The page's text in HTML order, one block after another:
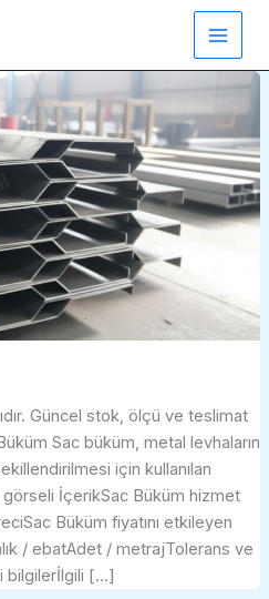
Güncel stok, ölçü ve teslimat
Sac büküm, metal levhaların
için kullanılan
İçerikSac Büküm hizmet
Büküm fiyatını etkileyen
/ ebatAdet / metrajTolerans ve
bilgilerİlgili […]